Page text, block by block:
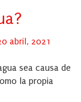
abril, 2021
sea causa de
la propia